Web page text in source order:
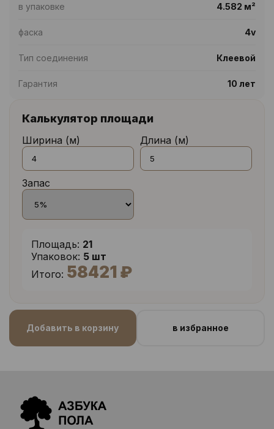
в упаковке 4.582 м²
фаска 4v
Тип соединения Клеевой
Гарантия 10 лет
Калькулятор площади
Ширина (м) Длина (м)
Запас
Площадь: 21
Упаковок: 5 шт
Итого: 58421 ₽
Добавить в корзину в избранное